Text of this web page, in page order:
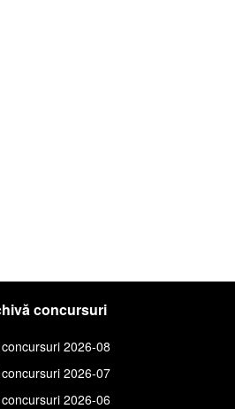
concursuri
2026-08
2026-07
2026-06